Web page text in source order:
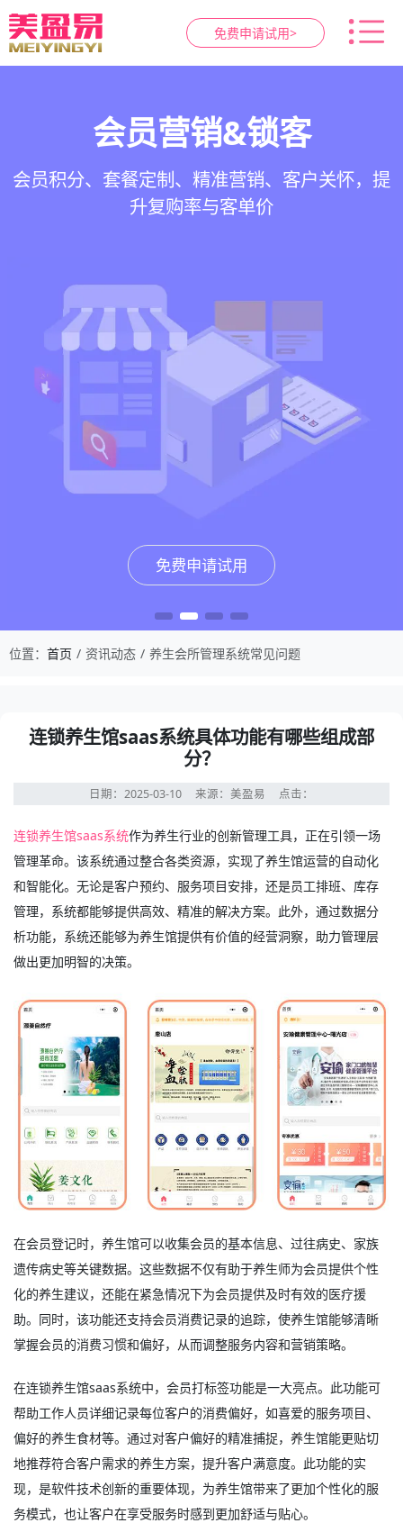
免费申请试用>
智慧养生馆管理系统
一站式解决养生馆预约、服务、会员、财务、营
销全流程数字化管理
免费申请试用
会员营销&锁客
会员积分、套餐定制、精准营销、客户关怀，提
升复购率与客单价
免费申请试用
预约与工位管理
在线预约、智能排班、技师调度、房间/床位状态
一目了然，提升资源利用率
免费申请试用
健康档案与效果追踪
客户体质记录、服务方案执行、效果对比，数据
化展示服务价值
免费申请试用
位置： 首页 资讯动态 养生会所管理系统常见问题
连锁养生馆saas系统具体功能有哪些组成部
分？
日期：2025-03-10 来源：美盈易 点击：
连锁养生馆saas系统作为养生行业的创新管理工具，正在引领一场
管理革命。该系统通过整合各类资源，实现了养生馆运营的自动化
和智能化。无论是客户预约、服务项目安排，还是员工排班、库存
管理，系统都能够提供高效、精准的解决方案。此外，通过数据分
析功能，系统还能够为养生馆提供有价值的经营洞察，助力管理层
做出更加明智的决策。
在会员登记时，养生馆可以收集会员的基本信息、过往病史、家族
遗传病史等关键数据。这些数据不仅有助于养生师为会员提供个性
化的养生建议，还能在紧急情况下为会员提供及时有效的医疗援
助。同时，该功能还支持会员消费记录的追踪，使养生馆能够清晰
掌握会员的消费习惯和偏好，从而调整服务内容和营销策略。
在连锁养生馆saas系统中，会员打标签功能是一大亮点。此功能可
帮助工作人员详细记录每位客户的消费偏好，如喜爱的服务项目、
偏好的养生食材等。通过对客户偏好的精准捕捉，养生馆能更贴切
地推荐符合客户需求的养生方案，提升客户满意度。此功能的实
现，是软件技术创新的重要体现，为养生馆带来了更加个性化的服
务模式，也让客户在享受服务时感到更加舒适与贴心。